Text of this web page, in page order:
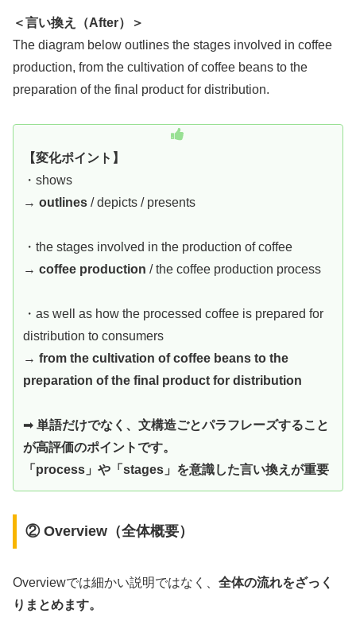
＜言い換え（After）＞
The diagram below outlines the stages involved in coffee
production, from the cultivation of coffee beans to the
preparation of the final product for distribution.
【変化ポイント】
・shows
→ outlines / depicts / presents
・the stages involved in the production of coffee
→ coffee production / the coffee production process
・as well as how the processed coffee is prepared for
distribution to consumers
→ from the cultivation of coffee beans to the
preparation of the final product for distribution
➡ 単語だけでなく、文構造ごとパラフレーズすること
が高評価のポイントです。
「process」や「stages」を意識した言い換えが重要
② Overview（全体概要）
Overviewでは細かい説明ではなく、 全体の流れをざっく
りまとめます。